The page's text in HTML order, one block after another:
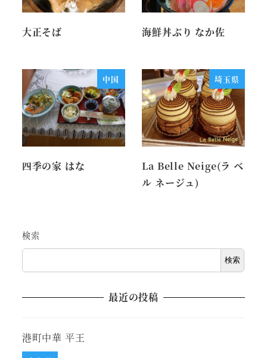
大正そば 海鮮丼ぶり なか佐
中国
四季の家 はな
埼玉県
La Belle Neige(ラ ベ
ル ネージュ)
検索
検索
最近の投稿
港町中華 平王